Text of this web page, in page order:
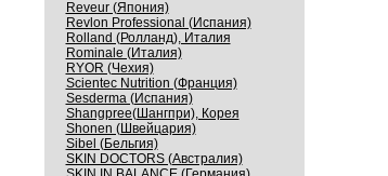
Reveur (Япония)
Revlon Professional (Испания)
Rolland (Ролланд), Италия
Rominale (Италия)
RYOR (Чехия)
Scientec Nutrition (Франция)
Sesderma (Испания)
Shangpree(Шангпри), Корея
Shonen (Швейцария)
Sibel (Бельгия)
SKIN DOCTORS (Австралия)